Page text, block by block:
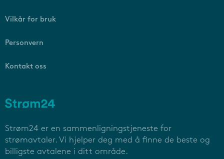
Strøm24 er en sammenligningstjeneste for
strømavtaler. Vi hjelper deg med å finne de beste og
billigste avtalene i ditt område.
Vilkår for bruk
Personvern
Kontakt oss